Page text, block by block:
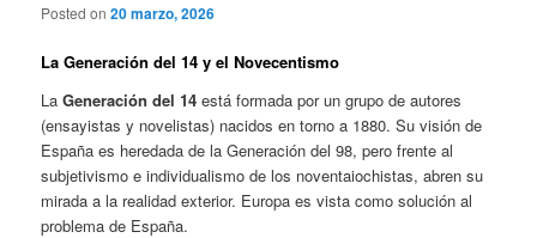
Posted on20 marzo, 2026
La Generación del 14 y el Novecentismo
LaGeneración del 14 está formada por un grupo de autores
(ensayistas y novelistas) nacidos en torno a 1880. Su visión de
España es heredada de la Generación del 98, pero frente al
subjetivismo e individualismo de los noventaiochistas, abren su
mirada a la realidad exterior. Europa es vista como solución al
problema de España.